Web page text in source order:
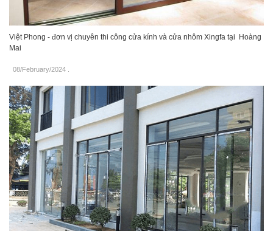
Việt Phong - đơn vị chuyên thi công cửa kính và cửa nhôm Xingfa tại Hoàng
Mai
08/February/2024 .